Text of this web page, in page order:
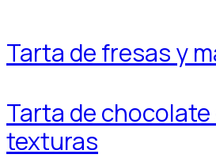
Tarta de fresas y
Tarta de
texturas